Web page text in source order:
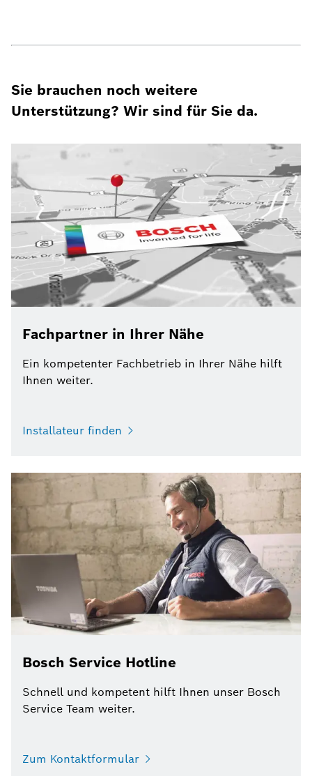
Sie brauchen noch weitere
Unterstützung? Wir sind für Sie da.
Fachpartner in Ihrer Nähe
Ein kompetenter Fachbetrieb in Ihrer Nähe hilft
Ihnen weiter.
Installateur finden
Bosch Service Hotline
Schnell und kompetent hilft Ihnen unser Bosch
Service Team weiter.
Zum Kontaktformular